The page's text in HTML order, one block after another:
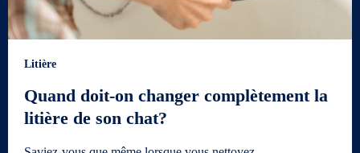
Litière
Quand doit-on changer complètement la
litière de son chat?